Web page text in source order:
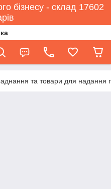
бізнесу - склад 17602
та товари для надання